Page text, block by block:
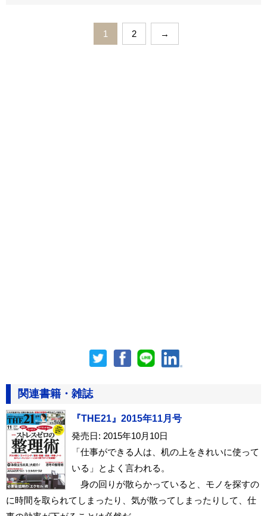
1 2 →
関連書籍・雑誌
『THE21』2015年11月号
発売日: 2015年10月10日
「仕事ができる人は、机の上をきれいに使って
いる」とよく言われる。
身の回りが散らかっていると、モノを探すの
に時間を取られてしまったり、気が散ってしまったりして、仕